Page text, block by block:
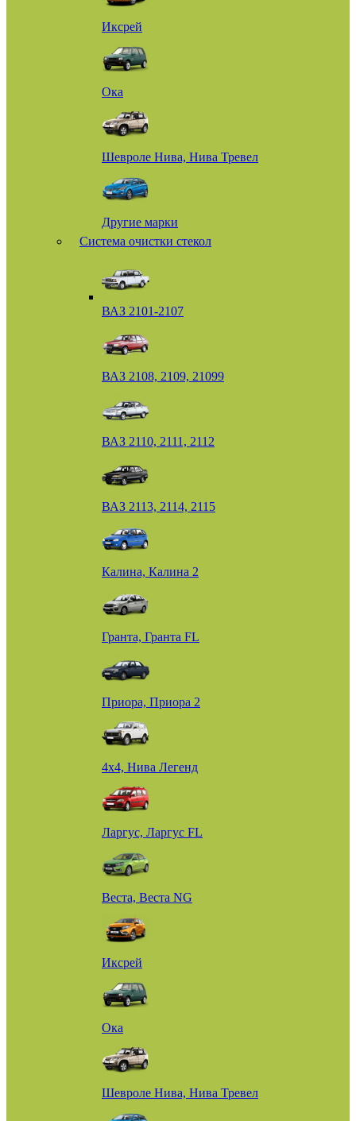
Иксрей
Ока
Шевроле Нива, Нива Тревел
Другие марки
Система очистки стекол
ВАЗ 2101-2107
ВАЗ 2108, 2109, 21099
ВАЗ 2110, 2111, 2112
ВАЗ 2113, 2114, 2115
Калина, Калина 2
Гранта, Гранта FL
Приора, Приора 2
4х4, Нива Легенд
Ларгус, Ларгус FL
Веста, Веста NG
Иксрей
Ока
Шевроле Нива, Нива Тревел